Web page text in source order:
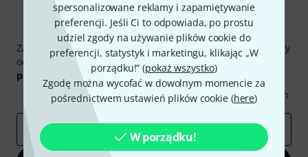
spersonalizowane reklamy i zapamiętywanie
preferencji. Jeśli Ci to odpowiada, po prostu
udziel zgody na używanie plików cookie do
preferencji, statystyk i marketingu, klikając „W
porządku!” (pokaż wszystko)
Zgodę można wycofać w dowolnym momencie za
pośrednictwem ustawień plików cookie (here)
W porządku!
Thomann Newsletter
Zapisz się do Thomann Newsletter w języku polskim, a przy
odrobinie szczęścia możesz wygrać jeden z
50 bonów
podarunkowychwarty50 €!
Inspirujące treści
Oferty Spostrzeżenia Thomann
E-mail